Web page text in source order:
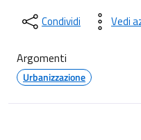
Condividi Vedi
Argomenti
Urbanizzazione